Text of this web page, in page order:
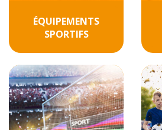
ÉQUIPEMENTS
SPORTIFS